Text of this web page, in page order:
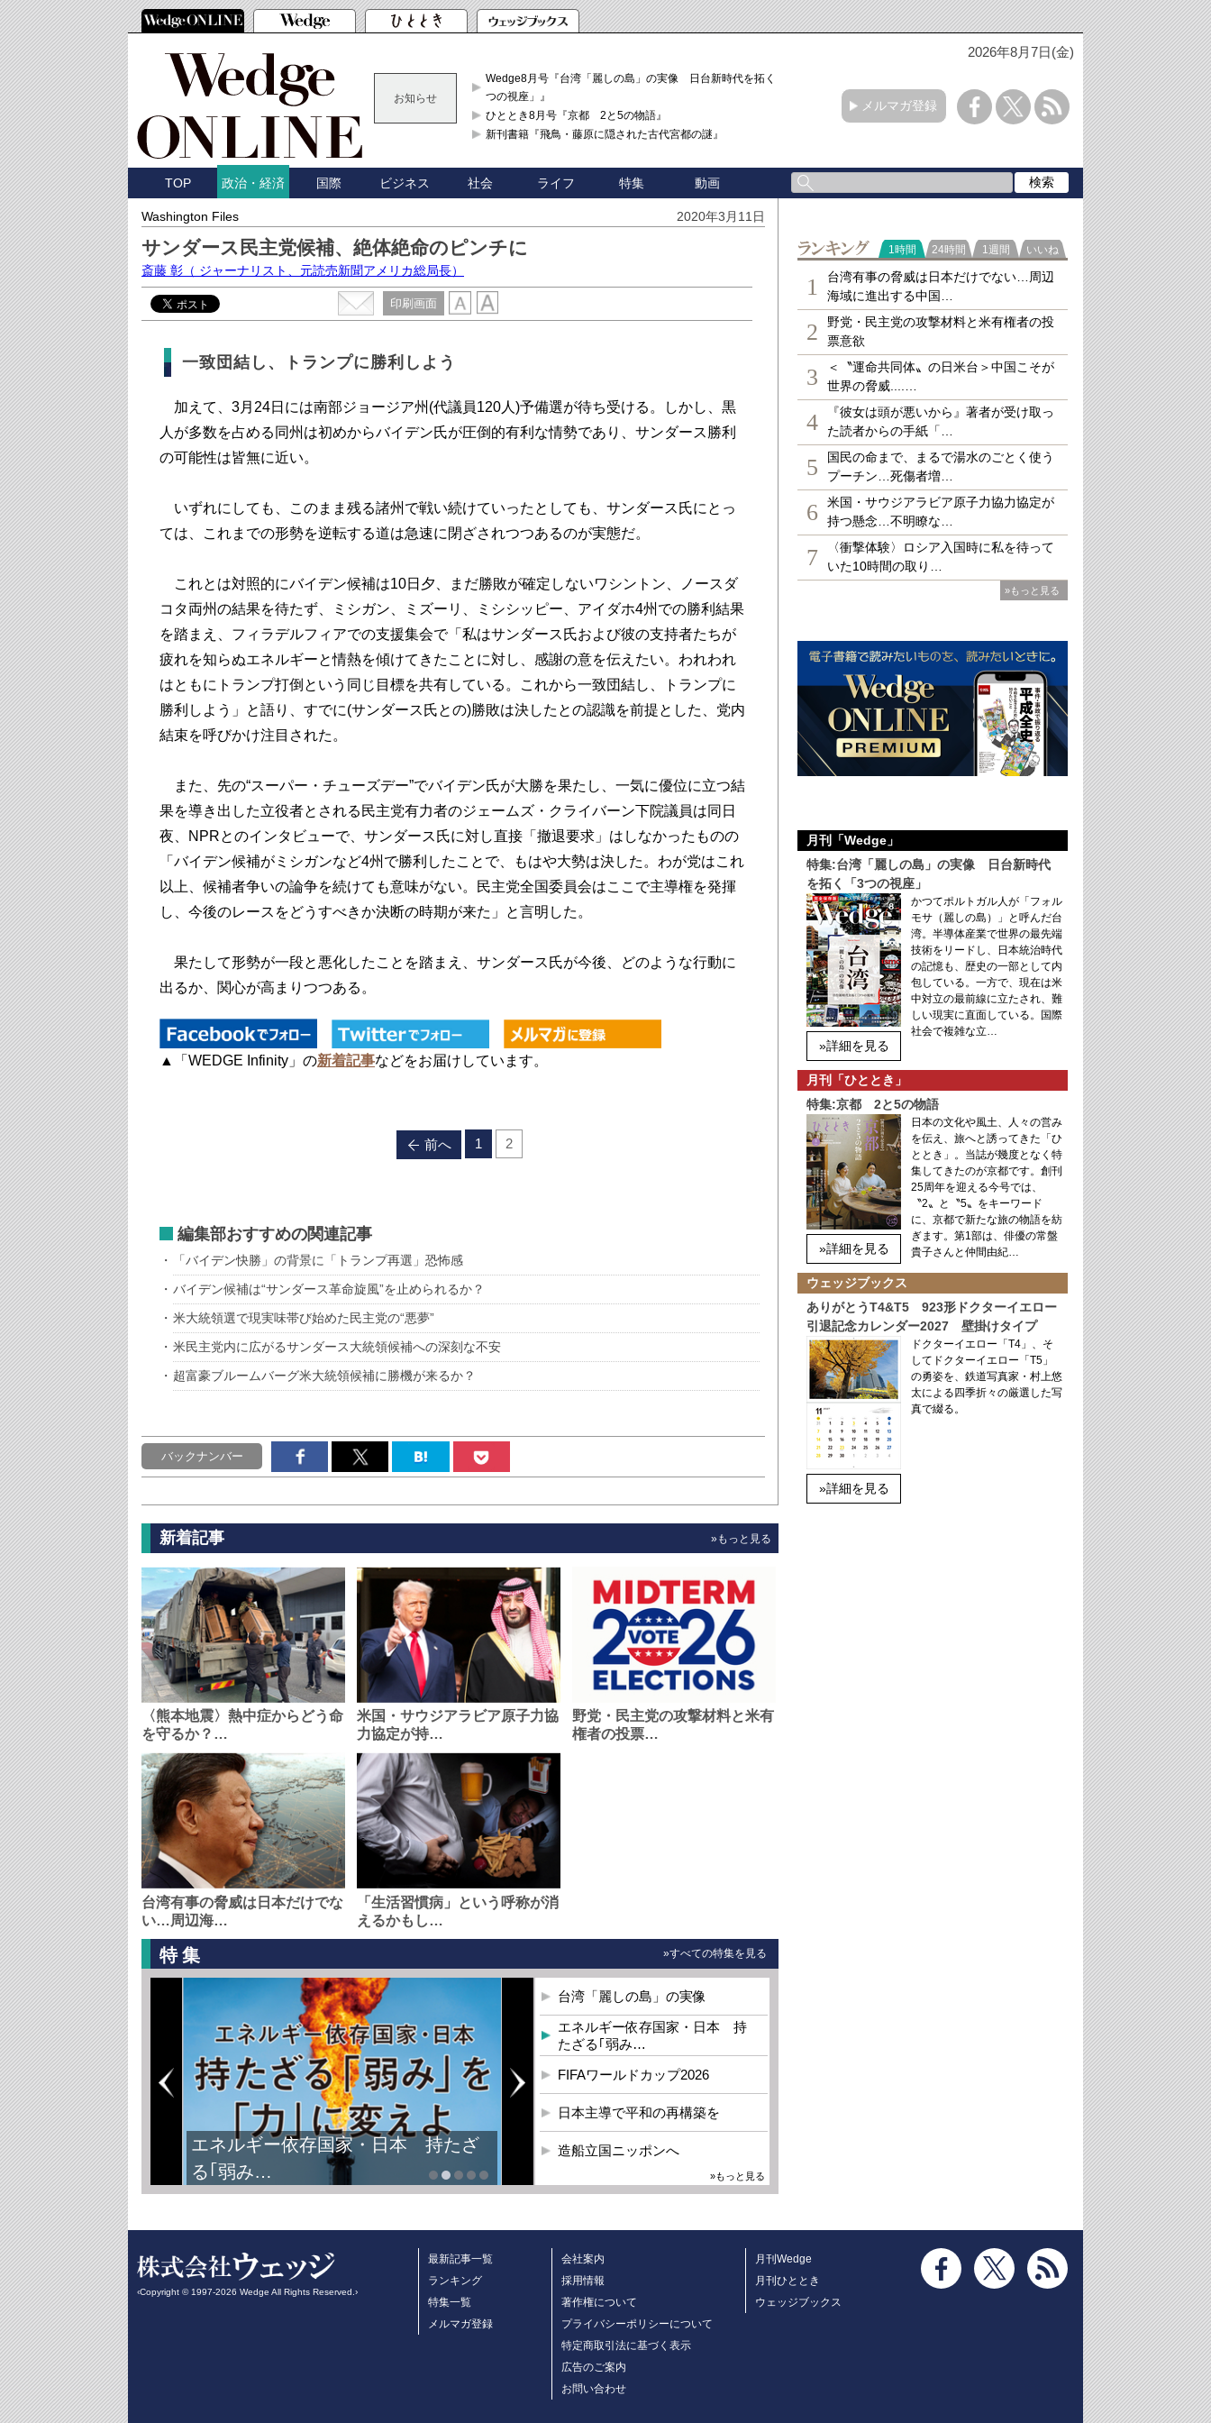
2026年8月7日(金)
お知らせ
Wedge8月号『台湾「麗しの島」の実像 日台新時代を拓く「3
つの視座」』
ひととき8月号『京都 2と5の物語』
新刊書籍『飛鳥・藤原に隠された古代宮都の謎』
メルマガ登録
TOP 政治・経済 国際 ビジネス 社会 ライフ 特集 動画
Washington Files 2020年3月11日
サンダース民主党候補、絶体絶命のピンチに
斎藤 彰 （ ジャーナリスト、元読売新聞アメリカ総局長）
印刷画面
一致団結し、トランプに勝利しよう
加えて、3月24日には南部ジョージア州(代議員120人)予備選が待ち受ける。しかし、黒
人が多数を占める同州は初めからバイデン氏が圧倒的有利な情勢であり、サンダース勝利
の可能性は皆無に近い。
いずれにしても、このまま残る諸州で戦い続けていったとしても、サンダース氏にとっ
ては、これまでの形勢を逆転する道は急速に閉ざされつつあるのが実態だ。
これとは対照的にバイデン候補は10日夕、まだ勝敗が確定しないワシントン、ノースダ
コタ両州の結果を待たず、ミシガン、ミズーリ、ミシシッピー、アイダホ4州での勝利結果
を踏まえ、フィラデルフィアでの支援集会で「私はサンダース氏および彼の支持者たちが
疲れを知らぬエネルギーと情熱を傾けてきたことに対し、感謝の意を伝えたい。われわれ
はともにトランプ打倒という同じ目標を共有している。これから一致団結し、トランプに
勝利しよう」と語り、すでに(サンダース氏との)勝敗は決したとの認識を前提とした、党内
結束を呼びかけ注目された。
また、先の“スーパー・チューズデー”でバイデン氏が大勝を果たし、一気に優位に立つ結
果を導き出した立役者とされる民主党有力者のジェームズ・クライバーン下院議員は同日
夜、NPRとのインタビューで、サンダース氏に対し直接「撤退要求」はしなかったものの
「バイデン候補がミシガンなど4州で勝利したことで、もはや大勢は決した。わが党はこれ
以上、候補者争いの論争を続けても意味がない。民主党全国委員会はここで主導権を発揮
し、今後のレースをどうすべきか決断の時期が来た」と言明した。
果たして形勢が一段と悪化したことを踏まえ、サンダース氏が今後、どのような行動に
出るか、関心が高まりつつある。
▲「WEDGE Infinity」の新着記事などをお届けしています。
前へ 1 2
編集部おすすめの関連記事
「バイデン快勝」の背景に「トランプ再選」恐怖感
バイデン候補は“サンダース革命旋風”を止められるか？
米大統領選で現実味帯び始めた民主党の“悪夢”
米民主党内に広がるサンダース大統領候補への深刻な不安
超富豪ブルームバーグ米大統領候補に勝機が来るか？
バックナンバー
新着記事 »もっと見る
〈熊本地震〉熱中症からどう命
を守るか？…
米国・サウジアラビア原子力協
力協定が持…
野党・民主党の攻撃材料と米有
権者の投票…
台湾有事の脅威は日本だけでな
い…周辺海…
「生活習慣病」という呼称が消
えるかもし…
特集 »すべての特集を見る
エネルギー依存国家・日本 持たざ
る｢弱み…
台湾「麗しの島」の実像
エネルギー依存国家・日本 持
たざる｢弱み…
FIFAワールドカップ2026
日本主導で平和の再構築を
造船立国ニッポンへ
»もっと見る
ランキング
1時間 24時間 1週間 いいね
1
台湾有事の脅威は日本だけでない…周辺
海域に進出する中国…
2
野党・民主党の攻撃材料と米有権者の投
票意欲
3
＜〝運命共同体〟の日米台＞中国こそが
世界の脅威....…
4
『彼女は頭が悪いから』著者が受け取っ
た読者からの手紙「…
5
国民の命まで、まるで湯水のごとく使う
プーチン…死傷者増…
6
米国・サウジアラビア原子力協力協定が
持つ懸念…不明瞭な…
7
〈衝撃体験〉ロシア入国時に私を待って
いた10時間の取り…
»もっと見る
月刊「Wedge」
特集:台湾「麗しの島」の実像 日台新時代
を拓く「3つの視座」
»詳細を見る
かつてポルトガル人が「フォル
モサ（麗しの島）」と呼んだ台
湾。半導体産業で世界の最先端
技術をリードし、日本統治時代
の記憶も、歴史の一部として内
包している。一方で、現在は米
中対立の最前線に立たされ、難
しい現実に直面している。国際
社会で複雑な立…
月刊「ひととき」
特集:京都 2と5の物語
»詳細を見る
日本の文化や風土、人々の営み
を伝え、旅へと誘ってきた「ひ
ととき」。当誌が幾度となく特
集してきたのが京都です。創刊
25周年を迎える今号では、
〝2〟と〝5〟をキーワード
に、京都で新たな旅の物語を紡
ぎます。第1部は、俳優の常盤
貴子さんと仲間由紀…
ウェッジブックス
ありがとうT4&T5 923形ドクターイエロー
引退記念カレンダー2027 壁掛けタイプ
»詳細を見る
ドクターイエロー「T4」、そ
してドクターイエロー「T5」
の勇姿を、鉄道写真家・村上悠
太による四季折々の厳選した写
真で綴る。
‹Copyright © 1997-2026 Wedge All Rights Reserved.›
最新記事一覧
ランキング
特集一覧
メルマガ登録
会社案内
採用情報
著作権について
プライバシーポリシーについて
特定商取引法に基づく表示
広告のご案内
お問い合わせ
月刊Wedge
月刊ひととき
ウェッジブックス